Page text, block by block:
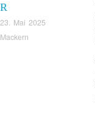
R
23. Mai 2025
Mackern